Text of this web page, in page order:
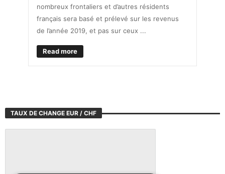
nombreux frontaliers et d’autres résidents
français sera basé et prélevé sur les revenus
de l’année 2019, et pas sur ceux ...
Read more
TAUX DE CHANGE EUR / CHF